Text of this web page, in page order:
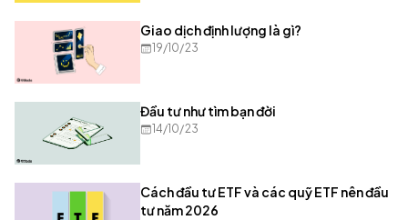
Giao dịch định lượng là gì?
19/10/23
Đầu tư như tìm bạn đời
14/10/23
Cách đầu tư ETF và các quỹ ETF nên đầu
tư năm 2026